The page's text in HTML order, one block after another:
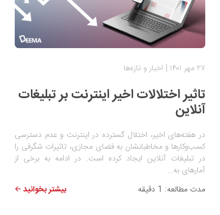
۲۷ مهر ۱۴۰۱ اخبار و تازه‌ها
تاثیر اختلالات اخیر اینترنت بر تبلیغات
آنلاین
در هفته‌های اخیر، اختلال گسترده در اینترنت و عدم دسترسی
کسب‌وکارها و مخاطبانشان به فضای مجازی، تاثیرات شگرفی را
در تبلیغات آنلاین ایجاد کرده است. در ادامه به برخی از
آمارهای به...
مدت مطالعه: 1 دقیقه
بیشتر بخوانید 🡨